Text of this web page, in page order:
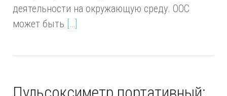
деятельности на окружающую среду. ООС
может быть […]